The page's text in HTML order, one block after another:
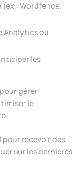
(ex : Wordfence,
Analytics ou
les
gérer
le
pour recevoir des
sur les dernières